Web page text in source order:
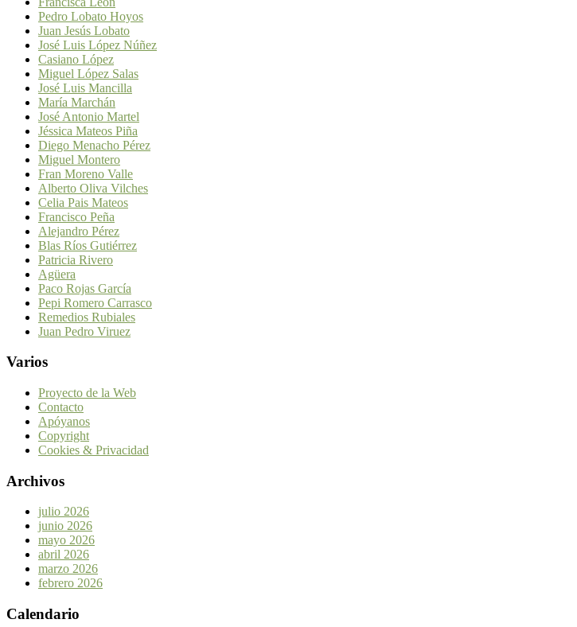
Pedro Lobato Hoyos
Juan Jesús Lobato
José Luis López Núñez
Casiano López
Miguel López Salas
José Luis Mancilla
María Marchán
José Antonio Martel
Jéssica Mateos Piña
Diego Menacho Pérez
Miguel Montero
Fran Moreno Valle
Alberto Oliva Vilches
Celia Pais Mateos
Francisco Peña
Alejandro Pérez
Blas Ríos Gutiérrez
Patricia Rivero
Agüera
Paco Rojas García
Pepi Romero Carrasco
Remedios Rubiales
Juan Pedro Viruez
Varios
Proyecto de la Web
Contacto
Apóyanos
Copyright
Cookies & Privacidad
Archivos
julio 2026
junio 2026
mayo 2026
abril 2026
marzo 2026
febrero 2026
Calendario